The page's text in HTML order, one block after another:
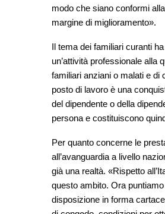
modo che siano conformi
margine di miglioramento».
Il tema dei familiari curanti
un’attività professionale alla
familiari anziani o malati e di
posto di lavoro è una
del dipendente o della
persona e costituiscono
Per quanto concerne le
all’avanguardia a livello
già una realtà. «Rispetto
questo ambito. Ora
disposizione in forma